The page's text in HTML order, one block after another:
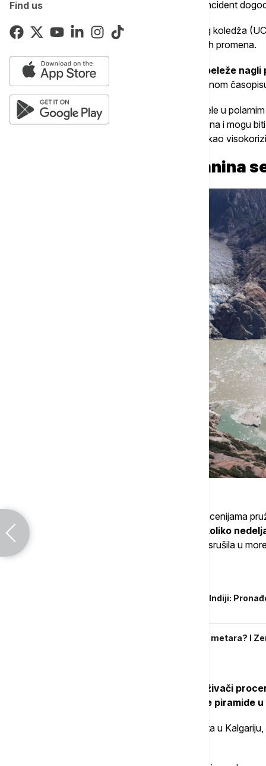
Find uskruzere
. Srećom, u 5:30 ujutru, kada se incident
Istraživači sa Londonskog univerzitetskog koledža
klizište, koje je direktna posledica klimatskih promena.
"Fjordovi u kojima se glečeri povlače beleže
dr Stiven Hiks, čiji je rad objavljen u prestižnom
"Sve više ljudi posećuje ove prelepe predele u
mesta na prvoj liniji udara klimatskih promena i mogu
sve, jer područje ranije nije bilo označeno kao
Glečer se povukao, planina
Prema nalazima naučnika, glečer koji je decenijama
čak 500 metara za samo nekoliko
oslonca. Kada se ogromna količina stena srušila u
Gigantsko "porodilište" dinosaurusa u Indiji:
Zašto ne postoje planine više od 9.000 metara? I
S obzirom na razmere cunamija, istraživači
vodu ekvivalentna zapremini 24 Velike piramide u
Dr Den Šugar (Dan Shugar) sa Univerziteta u